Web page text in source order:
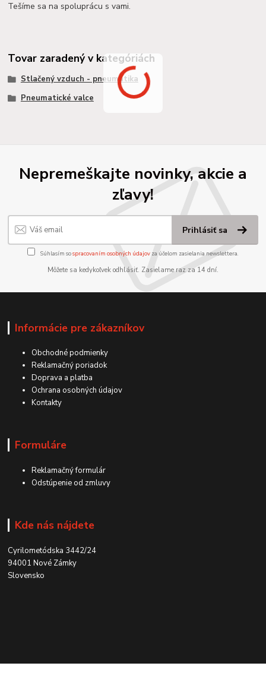
Tešíme sa na spoluprácu s vami.
Tovar zaradený v kategóriách
Stlačený vzduch - pneumatika
Pneumatické valce
Nepremeškajte novinky, akcie a
zľavy!
Prihlásiť sa
Súhlasím sospracovaním osobných údajov za účelom zasielania newslettera.
Môžete sa kedykoľvek odhlásiť. Zasielame raz za 14 dní.
Informácie pre zákazníkov
Obchodné podmienky
Reklamačný poriadok
Doprava a platba
Ochrana osobných údajov
Kontakty
Formuláre
Reklamačný formulár
Odstúpenie od zmluvy
Kde nás nájdete
Cyrilometódska 3442/24
94001 Nové Zámky
Slovensko